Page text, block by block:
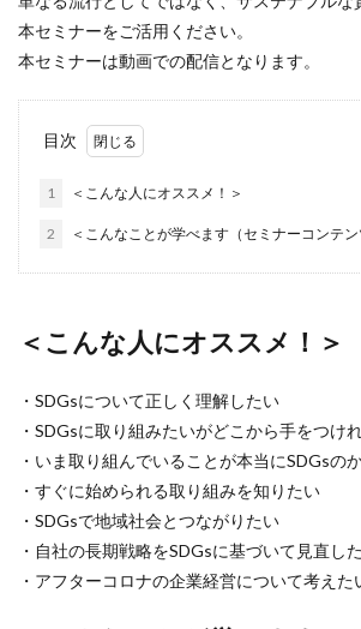
本セミナーをご活用ください。
本セミナーは動画での配信となります。
目次
1 ＜こんな人にオススメ！＞
2 ＜こんなことが学べます（セミナーコンテン
＜こんな人にオススメ！＞
・SDGsについて正しく理解したい
・SDGsに取り組みたいがどこから手をつけ
・いま取り組んでいることが本当にSDGsの
・すぐに始められる取り組みを知りたい
・SDGsで地域社会とつながりたい
・自社の長期戦略をSDGsに基づいて見直し
・アフターコロナの企業経営について考えた
INSATSU大交流会
INSATU酒場
IoT製品に対するセキュリティラベリング制度
ISSB
ISSBオンラインセミナー ITI
J-SHIS 地震ハザードステーション
JO Podcast
jojibee
Kintone セミナー
Kintone 無料 セ
KUSC
LINEの使い方
MOBI BASE
MOMUNIR MUD
NPO
NPO法人 ntone 無料 セ
page2021
PANTONE
PANTONE
Paratriennale
PeRRY PHP
PHP研究フォーラム
PHP研究所
PrintNext
READYFOR